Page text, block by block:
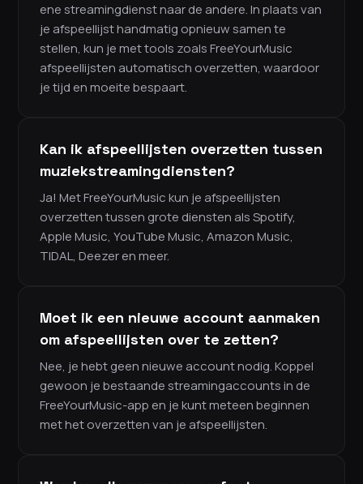
ene streamingdienst naar de andere. In plaats van
je afspeellijst handmatig opnieuw samen te
stellen, kun je met tools zoals FreeYourMusic
afspeellijsten automatisch overzetten, waardoor
je tijd en moeite bespaart.
Kan ik afspeellijsten overzetten tussen
muziekstreamingdiensten?
Ja! Met FreeYourMusic kun je afspeellijsten
overzetten tussen grote diensten als Spotify,
Apple Music, YouTube Music, Amazon Music,
TIDAL, Deezer en meer.
Moet ik een nieuwe account aanmaken
om afspeellijsten over te zetten?
Nee, je hebt geen nieuwe account nodig. Koppel
gewoon je bestaande streamingaccounts in de
FreeYourMusic-app en je kunt meteen beginnen
met het overzetten van je afspeellijsten.